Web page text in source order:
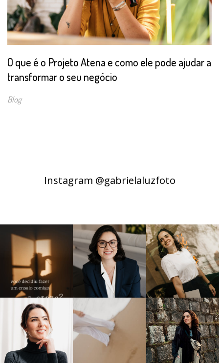
O que é o Projeto Atena e como ele pode ajudar a
transformar o seu negócio
Blog
Instagram @gabrielaluzfoto